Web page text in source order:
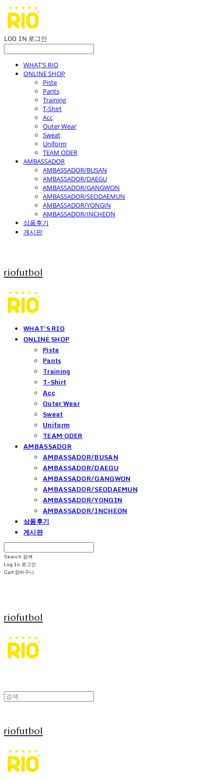
LOG IN 로그인
WHAT'S RIO
ONLINE SHOP
Piste
Pants
Training
T-Shirt
Acc
Outer Wear
Sweat
Uniform
TEAM ODER
AMBASSADOR
AMBASSADOR/BUSAN
AMBASSADOR/DAEGU
AMBASSADOR/GANGWON
AMBASSADOR/SEODAEMUN
AMBASSADOR/YONGIN
AMBASSADOR/INCHEON
상품후기
게시판
riofutbol
WHAT'S RIO
ONLINE SHOP
Piste
Pants
Training
T-Shirt
Acc
Outer Wear
Sweat
Uniform
TEAM ODER
AMBASSADOR
AMBASSADOR/BUSAN
AMBASSADOR/DAEGU
AMBASSADOR/GANGWON
AMBASSADOR/SEODAEMUN
AMBASSADOR/YONGIN
AMBASSADOR/INCHEON
상품후기
게시판
Search 검색
Log In 로그인
Cart장바구니
riofutbol
riofutbol